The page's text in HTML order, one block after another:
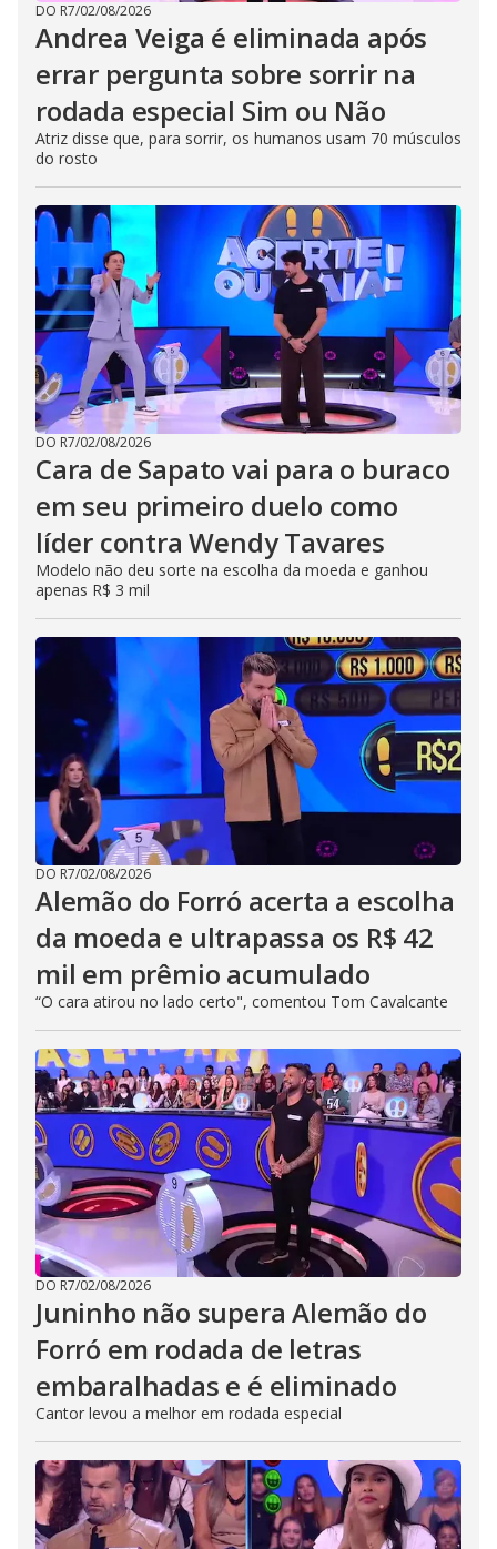
DO R7/02/08/2026
Andrea Veiga é eliminada após
errar pergunta sobre sorrir na
rodada especial Sim ou Não
Atriz disse que, para sorrir, os humanos usam 70 músculos
do rosto
DO R7/02/08/2026
Cara de Sapato vai para o buraco
em seu primeiro duelo como
líder contra Wendy Tavares
Modelo não deu sorte na escolha da moeda e ganhou
apenas R$ 3 mil
DO R7/02/08/2026
Alemão do Forró acerta a escolha
da moeda e ultrapassa os R$ 42
mil em prêmio acumulado
“O cara atirou no lado certo", comentou Tom Cavalcante
DO R7/02/08/2026
Juninho não supera Alemão do
Forró em rodada de letras
embaralhadas e é eliminado
Cantor levou a melhor em rodada especial